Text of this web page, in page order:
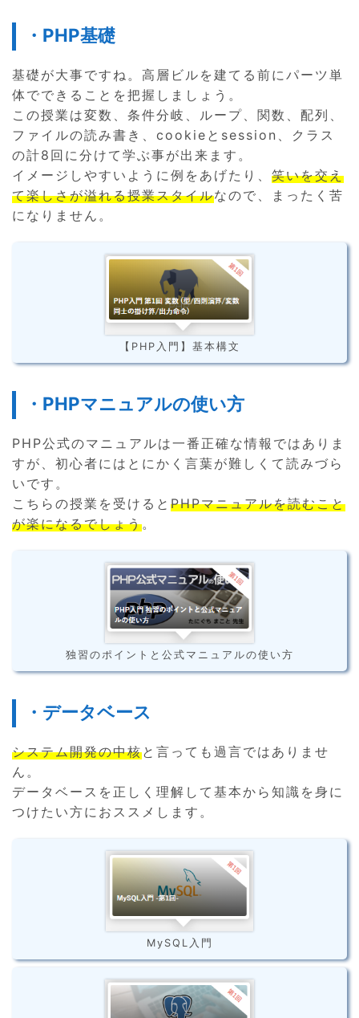
・PHP基礎
基礎が大事ですね。高層ビルを建てる前にパーツ単
体でできることを把握しましょう。
この授業は変数、条件分岐、ループ、関数、配列、
ファイルの読み書き、cookieとsession、クラス
の計8回に分けて学ぶ事が出来ます。
イメージしやすいように例をあげたり、 笑いを交え
て楽しさが溢れる授業スタイルなので、まったく苦
になりません。
【PHP入門】基本構文
・PHPマニュアルの使い方
PHP公式のマニュアルは一番正確な情報ではありま
すが、初心者にはとにかく言葉が難しくて読みづら
いです。
こちらの授業を受けると PHPマニュアルを読むこと
が楽になるでしょう。
独習のポイントと公式マニュアルの使い方
・データベース
システム開発の中核と言っても過言ではありませ
ん。
データベースを正しく理解して基本から知識を身に
つけたい方におススメします。
MySQL入門